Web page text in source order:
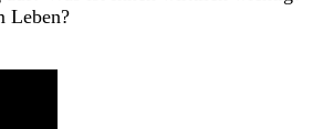
Leben?